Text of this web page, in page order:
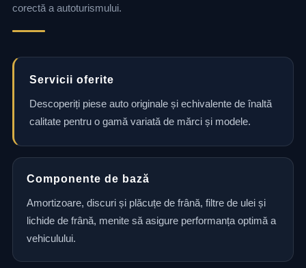
corectă a autoturismului.
Servicii oferite
Descoperiți piese auto originale și echivalente de înaltă
calitate pentru o gamă variată de mărci și modele.
Componente de bază
Amortizoare, discuri și plăcuțe de frână, filtre de ulei și
lichide de frână, menite să asigure performanța optimă a
vehiculului.